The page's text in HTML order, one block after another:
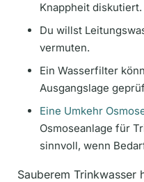
Knappheit diskutiert.
Du willst
vermuten.
Ein Wasserfilter
Ausgangslage
Eine Umkehr
Osmoseanlage für
sinnvoll, wenn
Sauberem Trinkwasser